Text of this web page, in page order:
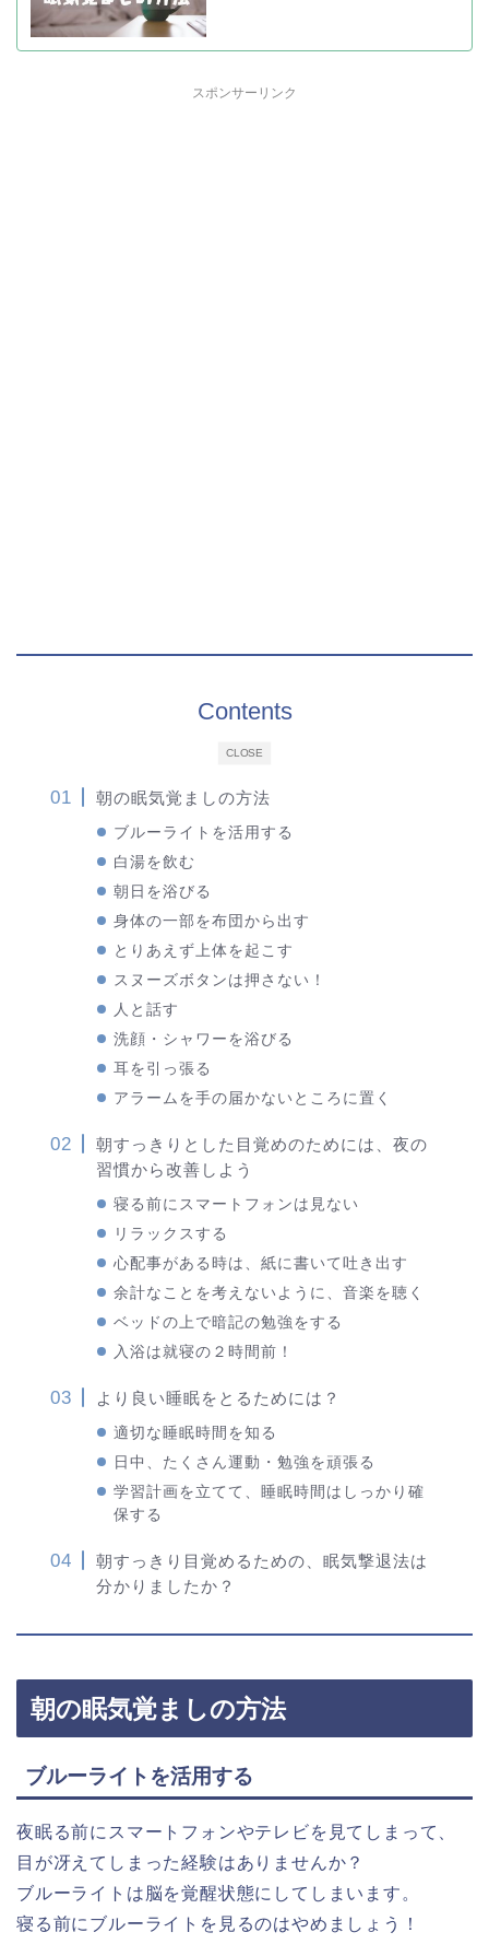
スポンサーリンク
CLOSE
Contents
朝の眠気覚ましの方法
ブルーライトを活用する
白湯を飲む
朝日を浴びる
身体の一部を布団から出す
とりあえず上体を起こす
スヌーズボタンは押さない！
人と話す
洗顔・シャワーを浴びる
耳を引っ張る
アラームを手の届かないところに置く
朝すっきりとした目覚めのためには、夜の
習慣から改善しよう
寝る前にスマートフォンは見ない
リラックスする
心配事がある時は、紙に書いて吐き出す
余計なことを考えないように、音楽を聴く
ベッドの上で暗記の勉強をする
入浴は就寝の２時間前！
より良い睡眠をとるためには？
適切な睡眠時間を知る
日中、たくさん運動・勉強を頑張る
学習計画を立てて、睡眠時間はしっかり確
保する
朝すっきり目覚めるための、眠気撃退法は
分かりましたか？
朝の眠気覚ましの方法
ブルーライトを活用する
夜眠る前にスマートフォンやテレビを見てしまって、
目が冴えてしまった経験はありませんか？
ブルーライトは脳を覚醒状態にしてしまいます。
寝る前にブルーライトを見るのはやめましょう！